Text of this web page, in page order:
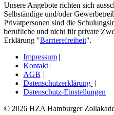
Unsere Angebote richten sich
Selbständige und/oder
Privatpersonen sind die
berufliche und nicht für private
Erklärung "Barrierefreiheit".
Impressum |
Kontakt |
AGB |
Datenschutzerklärung |
Datenschutz-Einstellungen
© 2026 HZA Hamburger